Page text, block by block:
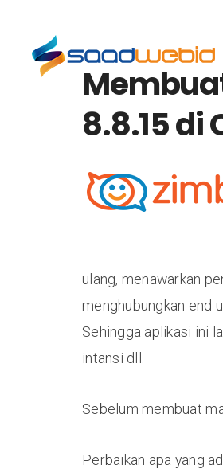
8.8.15 di
ulang, menawarkan
menghubungkan end
Sehingga aplikasi ini
intansi dll.
Sebelum membuat
Perbaikan apa yang